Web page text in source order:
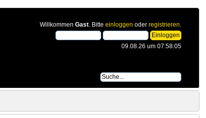
Willkommen Gast. Bitte einloggen oder registrieren.
09.08.26 um 07:58:05